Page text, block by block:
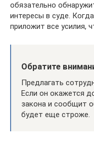
обязательно
интересы в суде.
приложит все усилия,
Обратите
Предлагать
Если он окажется
закона и сообщит
будет еще строже.